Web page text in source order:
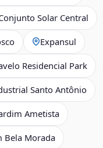
Solar Central
Expansul
Residencial Park
Santo Antônio
Ametista
Bela Morada